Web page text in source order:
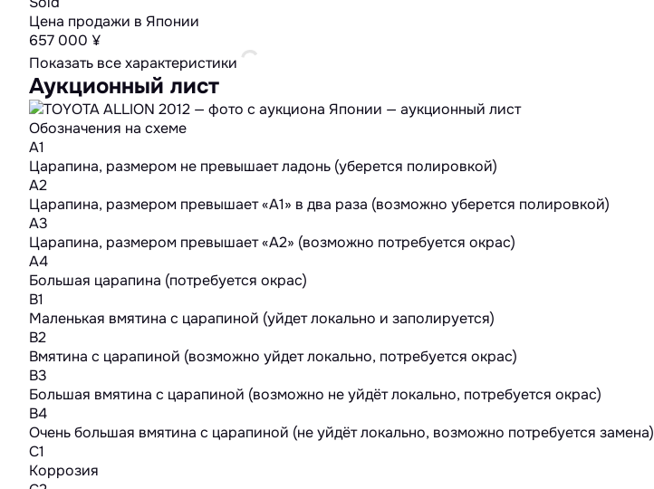
Цена продажи в Японии
657 000 ¥
Показать все характеристики
Аукционный лист
Обозначения на схеме
A1
Царапина, размером не превышает ладонь (уберется полировкой)
A2
Царапина, размером превышает «А1» в два раза (возможно уберется полировкой)
A3
Царапина, размером превышает «А2» (возможно потребуется окрас)
A4
Большая царапина (потребуется окрас)
B1
Маленькая вмятина с царапиной (уйдет локально и заполируется)
B2
Вмятина с царапиной (возможно уйдет локально, потребуется окрас)
B3
Большая вмятина с царапиной (возможно не уйдёт локально, потребуется окрас)
B4
Очень большая вмятина с царапиной (не уйдёт локально, возможно потребуется замена)
C1
Коррозия